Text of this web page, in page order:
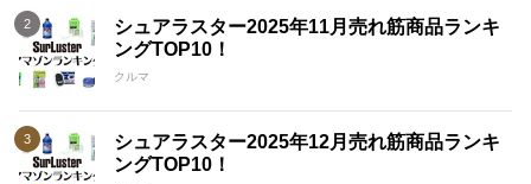
シュアラスター2025年11月売れ筋商品ランキ
ングTOP10！
クルマ
シュアラスター2025年12月売れ筋商品ランキ
ングTOP10！